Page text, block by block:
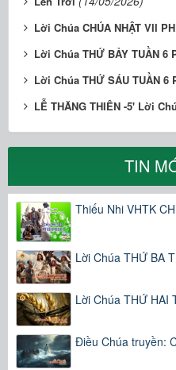
Lời Chúa CHÚA NHẬT VII
Lời Chúa THỨ BẢY TUẦN 6
Lời Chúa THỨ SÁU TUẦN 6
LỄ THĂNG THIÊN -5' Lời
TIN
Thiếu Nhi VHTK
Lời Chúa THỨ BA
Lời Chúa THỨ HAI
Điều Chúa truyền: